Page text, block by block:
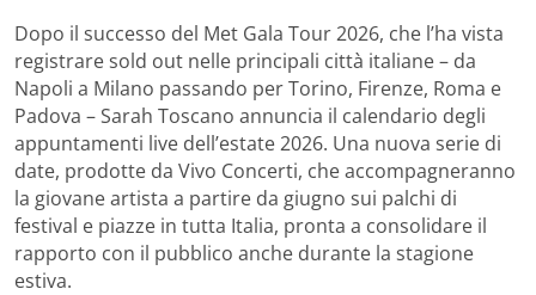
Dopo il successo del Met Gala Tour 2026, che l’ha vista
registrare sold out nelle principali città italiane – da
Napoli a Milano passando per Torino, Firenze, Roma e
Padova – Sarah Toscano annuncia il calendario degli
appuntamenti live dell’estate 2026. Una nuova serie di
date, prodotte da Vivo Concerti, che accompagneranno
la giovane artista a partire da giugno sui palchi di
festival e piazze in tutta Italia, pronta a consolidare il
rapporto con il pubblico anche durante la stagione
estiva.